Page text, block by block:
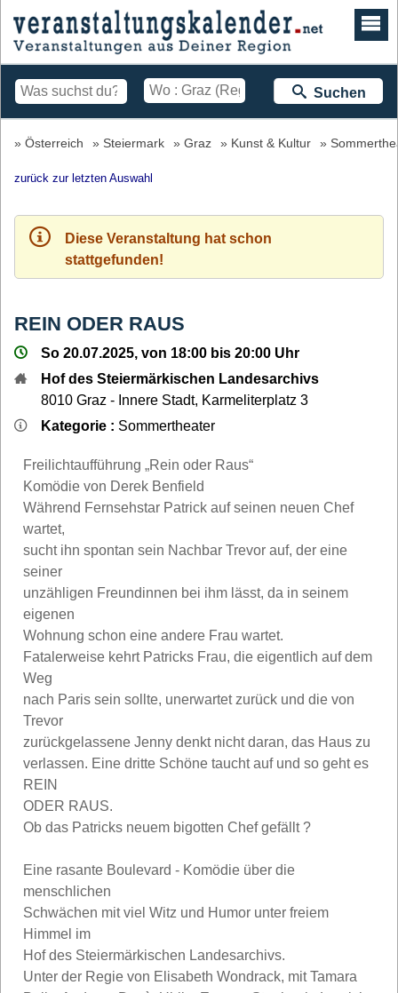
Suchen
Österreich Steiermark Graz Kunst & Kultur
zurück zur letzten Auswahl
Diese Veranstaltung hat schon
stattgefunden!
REIN ODER RAUS
So 20.07.2025, von 18:00 bis 20:00 Uhr
Hof des Steiermärkischen Landesarchivs
8010 Graz - Innere Stadt, Karmeliterplatz 3
Kategorie : Sommertheater
Freilichtaufführung „Rein oder Raus“
Komödie von Derek Benfield
Während Fernsehstar Patrick auf seinen neuen Chef
wartet,
sucht ihn spontan sein Nachbar Trevor auf, der eine
seiner
unzähligen Freundinnen bei ihm lässt, da in seinem
eigenen
Wohnung schon eine andere Frau wartet.
Fatalerweise kehrt Patricks Frau, die eigentlich auf dem
Weg
nach Paris sein sollte, unerwartet zurück und die von
Trevor
zurückgelassene Jenny denkt nicht daran, das Haus zu
verlassen. Eine dritte Schöne taucht auf und so geht es
REIN
ODER RAUS.
Ob das Patricks neuem bigotten Chef gefällt ?
Eine rasante Boulevard - Komödie über die
menschlichen
Schwächen mit viel Witz und Humor unter freiem
Himmel im
Hof des Steiermärkischen Landesarchivs.
Unter der Regie von Elisabeth Wondrack, mit Tamara